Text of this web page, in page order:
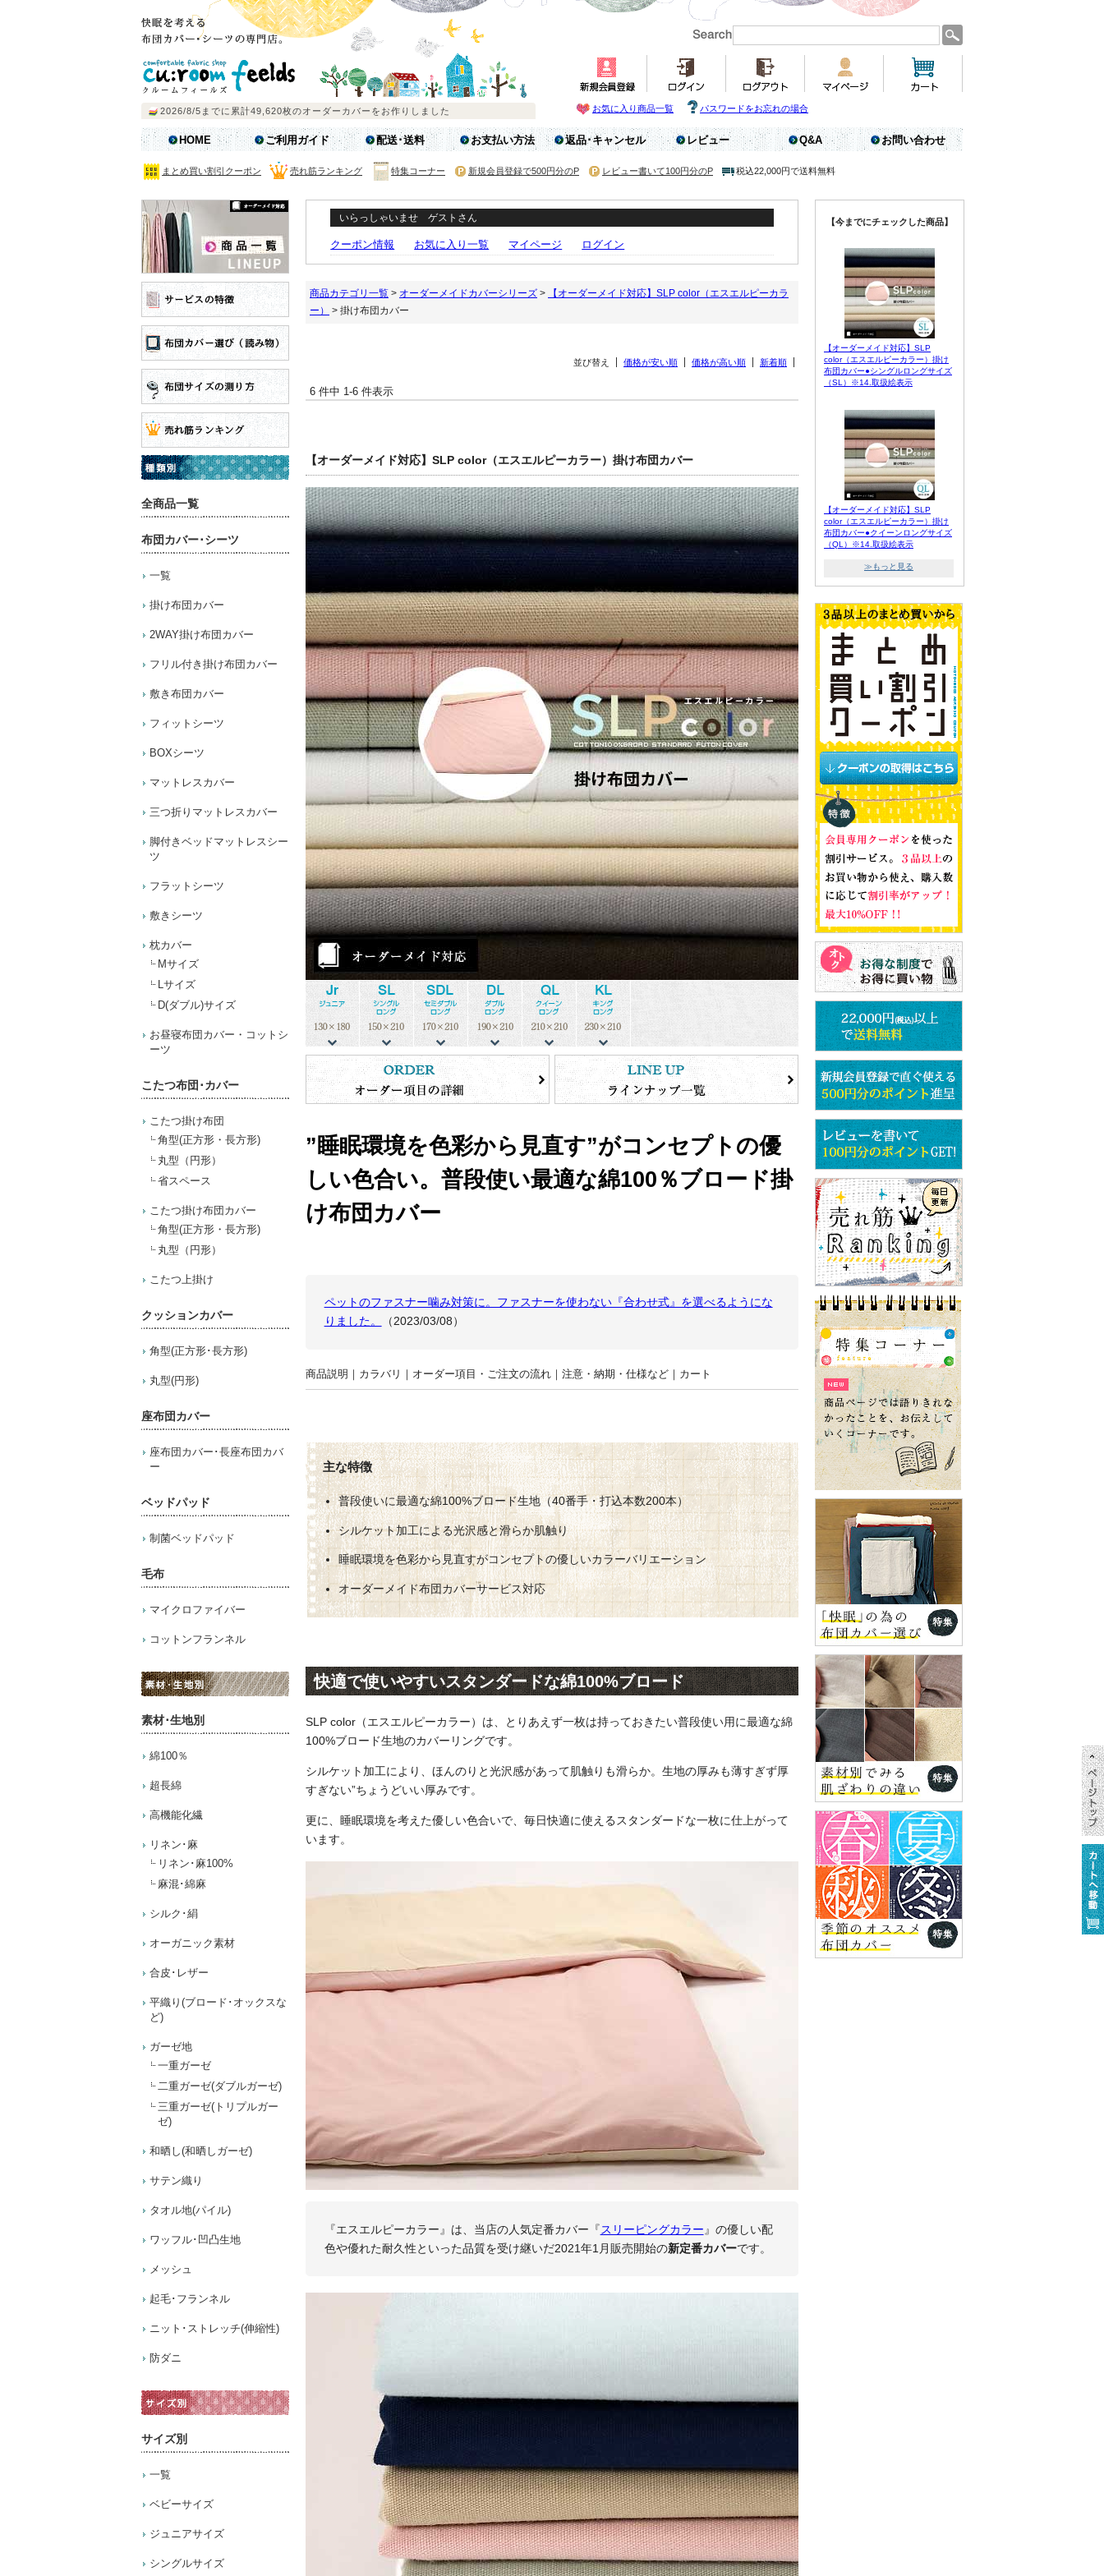
お気に入り商品一覧 パスワードをお忘れの場合
HOME ご利用ガイド 配送･送料 お支払い方法 返品･キャンセル レビュー Q&A お問い合わせ
まとめ買い割引クーポン 売れ筋ランキング 特集コーナー 新規会員登録で500円分のP レビュー書いて100円分のP 税込22,000円で送料無料
全商品一覧
布団カバー･シーツ
一覧
掛け布団カバー
2WAY掛け布団カバー
フリル付き掛け布団カバー
敷き布団カバー
フィットシーツ
BOXシーツ
マットレスカバー
三つ折りマットレスカバー
脚付きベッドマットレスシー
ツ
フラットシーツ
敷きシーツ
枕カバー
Mサイズ
Lサイズ
D(ダブル)サイズ
お昼寝布団カバー・コットシ
ーツ
こたつ布団･カバー
こたつ掛け布団
角型(正方形・長方形)
丸型（円形）
省スペース
こたつ掛け布団カバー
角型(正方形・長方形)
丸型（円形）
こたつ上掛け
クッションカバー
角型(正方形･長方形)
丸型(円形)
座布団カバー
座布団カバー･長座布団カバ
ー
ベッドパッド
制菌ベッドパッド
毛布
マイクロファイバー
コットンフランネル
素材･生地別
綿100％
超長綿
高機能化繊
リネン･麻
リネン･麻100%
麻混･綿麻
シルク･絹
オーガニック素材
合皮･レザー
平織り(ブロード･オックスな
ど)
ガーゼ地
一重ガーゼ
二重ガーゼ(ダブルガーゼ)
三重ガーゼ(トリプルガー
ゼ)
和晒し(和晒しガーゼ)
サテン織り
タオル地(パイル)
ワッフル･凹凸生地
メッシュ
起毛･フランネル
ニット･ストレッチ(伸縮性)
防ダニ
サイズ別
一覧
ベビーサイズ
ジュニアサイズ
シングルサイズ
いらっしゃいませ ゲストさん
クーポン情報 お気に入り一覧 マイページ ログイン
商品カテゴリ一覧 > オーダーメイドカバーシリーズ >
【オーダーメイド対応】SLP color（エスエルピーカラ
ー）
> 掛け布団カバー
並び替え 価格が安い順 価格が高い順 新着順
6 件中 1-6 件表示
【オーダーメイド対応】SLP color（エスエルピーカラー）掛け布団カバー
”睡眠環境を色彩から見直す”がコンセプトの優
しい色合い。普段使い最適な綿100％ブロード掛
け布団カバー
ペットのファスナー噛み対策に。ファスナーを使わない『合わせ式』を選べるようにな
りました。
（2023/03/08）
商品説明 ｜ カラバリ ｜ オーダー項目・ご注文の流れ ｜ 注意・納期・仕様など ｜ カート
普段使いに最適な綿100%ブロード生地（40番手・打込本数200本）
シルケット加工による光沢感と滑らか肌触り
睡眠環境を色彩から見直すがコンセプトの優しいカラーバリエーション
オーダーメイド布団カバーサービス対応
快適で使いやすいスタンダードな綿100%ブロード
SLP color（エスエルピーカラー）は、とりあえず一枚は持っておきたい普段使い用に最適な綿
100%ブロード生地のカバーリングです。
シルケット加工により、ほんのりと光沢感があって肌触りも滑らか。生地の厚みも薄すぎず厚
すぎない”ちょうどいい厚みです。
更に、睡眠環境を考えた優しい色合いで、毎日快適に使えるスタンダードな一枚に仕上がって
います。
『エスエルピーカラー』は、当店の人気定番カバー『スリーピングカラー 』の優しい配
色や優れた耐久性といった品質を受け継いだ2021年1月販売開始の新定番カバーです。
【今までにチェックした商品】
【オーダーメイド対応】SLP
color（エスエルピーカラー）掛け
布団カバー●シングルロングサイズ
（SL）※14.取扱絵表示
【オーダーメイド対応】SLP
color（エスエルピーカラー）掛け
布団カバー●クイーンロングサイズ
（QL）※14.取扱絵表示
≫もっと見る